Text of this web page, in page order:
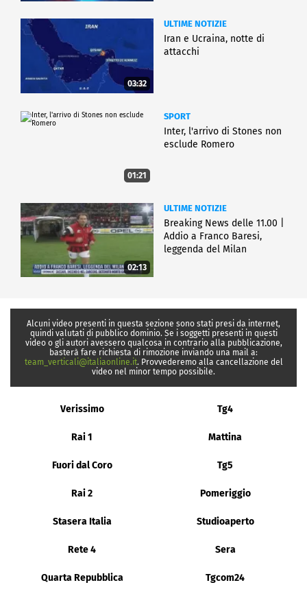
03:32
ULTIME NOTIZIE
Iran e Ucraina, notte di
attacchi
01:21
SPORT
Inter, l'arrivo di Stones non
esclude Romero
02:13
ULTIME NOTIZIE
Breaking News delle 11.00 |
Addio a Franco Baresi,
leggenda del Milan
Alcuni video presenti in questa sezione sono stati presi da internet,
quindi valutati di pubblico dominio. Se i soggetti presenti in questi
video o gli autori avessero qualcosa in contrario alla pubblicazione,
basterà fare richiesta di rimozione inviando una mail a:
team_verticali@italiaonline.it. Provvederemo alla cancellazione del
video nel minor tempo possibile.
Verissimo Tg4
Rai 1 Mattina
Fuori dal Coro Tg5
Rai 2 Pomeriggio
Stasera Italia Studioaperto
Rete 4 Sera
Quarta Repubblica Tgcom24